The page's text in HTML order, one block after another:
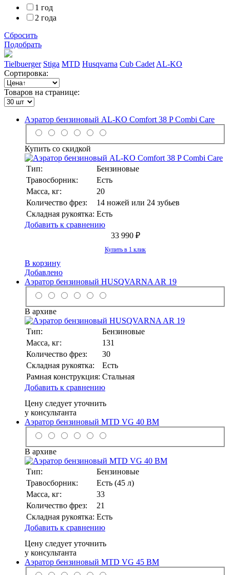
1 год
2 года
Сбросить
Подобрать
Tielbuerger Stiga MTD Husqvarna Cub Cadet AL-KO
Сортировка:
Товаров на странице:
Аэратор бензиновый AL-KO Comfort 38 P Combi Care
Купить со скидкой
Тип:
Бензиновые
Травосборник:
Есть
Масса, кг:
20
Количество фрез:
14 ножей или 24 зубьев
Складная рукоятка: Есть
Добавить к сравнению
33 990 ₽
Купить в 1 клик
В корзину
Добавлено
Аэратор бензиновый HUSQVARNA AR 19
В архиве
Тип:
Бензиновые
Масса, кг:
131
Количество фрез:
30
Складная рукоятка:
Есть
Рамная конструкция: Стальная
Добавить к сравнению
Цену следует уточнить
у консультанта
Аэратор бензиновый MTD VG 40 BM
В архиве
Тип:
Бензиновые
Травосборник:
Есть (45 л)
Масса, кг:
33
Количество фрез:
21
Складная рукоятка: Есть
Добавить к сравнению
Цену следует уточнить
у консультанта
Аэратор бензиновый MTD VG 45 BM